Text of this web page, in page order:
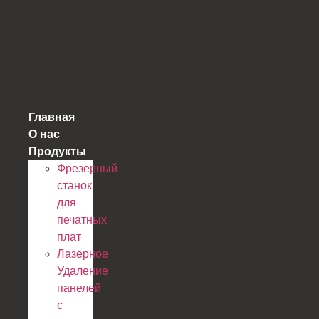
Главная
О нас
Продукты
Фрезерный
станок
для
печатных
плат
Лазерное
Удаление
панелей
с